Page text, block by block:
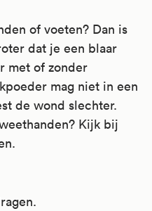
of voeten? Dan is
dat je een blaar
met of zonder
mag niet in een
de wond slechter.
Kijk bij